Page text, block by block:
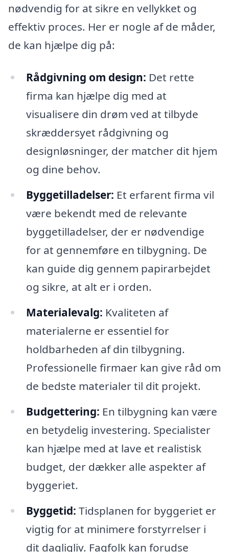
nødvendig for at sikre en vellykket og
effektiv proces. Her er nogle af de måder,
de kan hjælpe dig på:
Rådgivning om design: Det rette
firma kan hjælpe dig med at
visualisere din drøm ved at tilbyde
skræddersyet rådgivning og
designløsninger, der matcher dit hjem
og dine behov.
Byggetilladelser: Et erfarent firma vil
være bekendt med de relevante
byggetilladelser, der er nødvendige
for at gennemføre en tilbygning. De
kan guide dig gennem papirarbejdet
og sikre, at alt er i orden.
Materialevalg: Kvaliteten af
materialerne er essentiel for
holdbarheden af din tilbygning.
Professionelle firmaer kan give råd om
de bedste materialer til dit projekt.
Budgettering: En tilbygning kan være
en betydelig investering. Specialister
kan hjælpe med at lave et realistisk
budget, der dækker alle aspekter af
byggeriet.
Byggetid: Tidsplanen for byggeriet er
vigtig for at minimere forstyrrelser i
dit dagligliv. Fagfolk kan forudse